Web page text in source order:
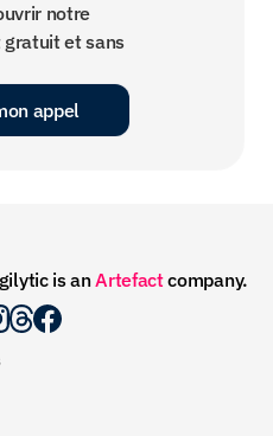
notre
et sans
appel
is an Artefact company.